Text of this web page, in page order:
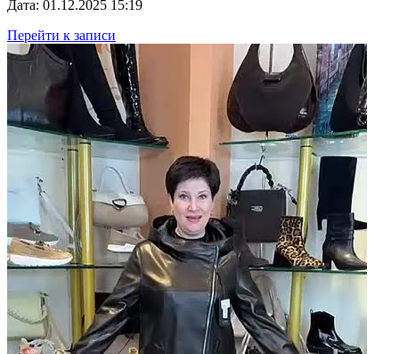
Дата: 01.12.2025 15:19
Перейти к записи